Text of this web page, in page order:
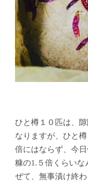
ひと樽１０匹は、
なりますが、ひと
倍にはならず、今
糠の1.５倍くらい
ぜて、無事漬け終わ